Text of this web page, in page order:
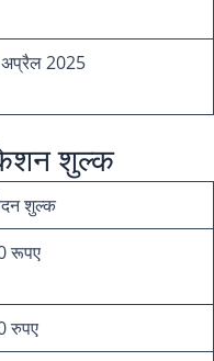
2025
शुल्क
शुल्क
रूपए
रुपए